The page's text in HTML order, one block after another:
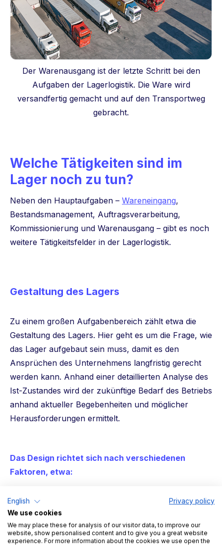
Der Warenausgang ist der letzte Schritt bei den
Aufgaben der Lagerlogistik. Die Ware wird
versandfertig gemacht und auf den Transportweg
gebracht.
Welche Tätigkeiten sind im
Lager noch zu tun?
Neben den Hauptaufgaben – Wareneingang,
Bestandsmanagement, Auftragsverarbeitung,
Kommissionierung und Warenausgang – gibt es noch
weitere Tätigkeitsfelder in der Lagerlogistik.
Gestaltung des Lagers
Zu einem großen Aufgabenbereich zählt etwa die
Gestaltung des Lagers. Hier geht es um die Frage, wie
das Lager aufgebaut sein muss, damit es den
Ansprüchen des Unternehmens langfristig gerecht
werden kann. Anhand einer detaillierten Analyse des
Ist-Zustandes wird der zukünftige Bedarf des Betriebs
anhand aktueller Begebenheiten und möglicher
Herausforderungen ermittelt.
Das Design richtet sich nach verschiedenen
Faktoren, etwa:
Produktart, Volumen und Eigenschaften
Häufigkeit des Warenumschlags und
Materialflusses
English
Privacy policy
We use cookies
We may place these for analysis of our visitor data, to improve our
website, show personalised content and to give you a great website
experience. For more information about the cookies we use open the